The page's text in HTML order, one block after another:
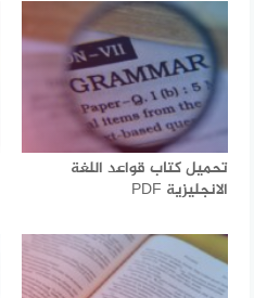
تحميل كتاب قواعد اللغة
الانجليزية PDF